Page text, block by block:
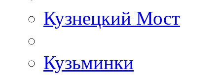
Кузнецкий Мост
Кузьминки